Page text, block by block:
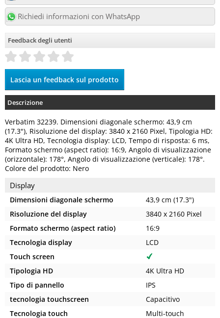
Richiedi informazioni con WhatsApp
Feedback degli utenti
Descrizione
Verbatim 32239. Dimensioni diagonale schermo: 43,9 cm
(17.3"), Risoluzione del display: 3840 x 2160 Pixel, Tipologia HD:
4K Ultra HD, Tecnologia display: LCD, Tempo di risposta: 6 ms,
Formato schermo (aspect ratio): 16:9, Angolo di visualizzazione
(orizzontale): 178°, Angolo di visualizzazione (verticale): 178°.
Colore del prodotto: Nero
Display
Dimensioni diagonale schermo
43,9 cm (17.3")
Risoluzione del display
3840 x 2160 Pixel
Formato schermo (aspect ratio)
16:9
Tecnologia display
LCD
Touch screen
Tipologia HD
4K Ultra HD
Tipo di pannello
IPS
tecnologia touchscreen
Capacitivo
Tecnologia touch
Multi-touch